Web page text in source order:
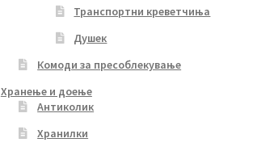
Транспортни креветчиња
Душек
Комоди за пресоблекување
Хранење и доење
Антиколик
Хранилки